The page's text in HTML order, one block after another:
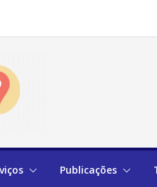
Publicações